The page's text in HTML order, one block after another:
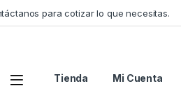
para cotizar lo que necesitas.
Tienda Mi Cuenta